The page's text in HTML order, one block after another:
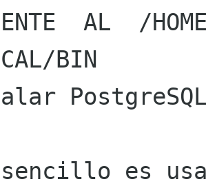
AL  /
BIN
sencillo es